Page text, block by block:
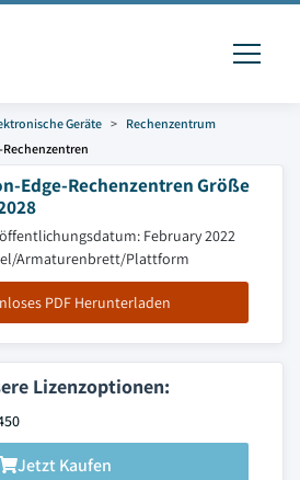
Geräte
Rechenzentrum
Edge-Rechenzentren Größe
February 2022
Armaturenbrett/Plattform
PDF Herunterladen
Lizenzoptionen:
Jetzt Kaufen